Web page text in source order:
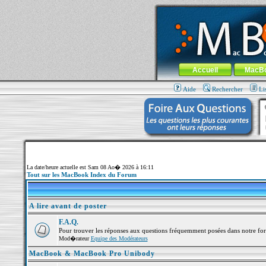
MacBook-fr.com : 100% Apple... 100%
Aller au contenu-Aller au menu
Menu général
Accueil
Aide Rechercher
La date/heure actuelle est Sam 08 Ao� 2026 à 16:11
Tout sur les MacBook Index du Forum
A lire avant de poster
F.A.Q.
Pour trouver les réponses aux questions fréquemment posées dans notre
Mod�rateurEquipe des Modérateurs
MacBook & MacBook Pro Unibody